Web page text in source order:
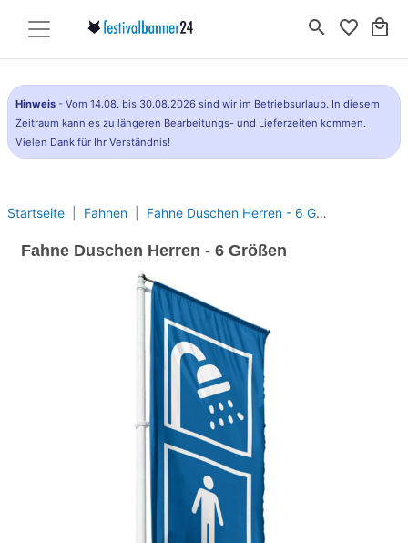
search favorite_border local_mall
Hinweis - Vom 14.08. bis 30.08.2026 sind wir im Betriebsurlaub. In diesem
Zeitraum kann es zu längeren Bearbeitungs- und Lieferzeiten kommen.
Vielen Dank für Ihr Verständnis!
Startseite Fahnen Fahne Duschen Herren - 6 Größen
Fahne Duschen Herren - 6 Größen